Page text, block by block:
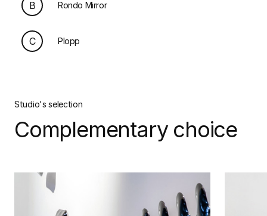
B Rondo Mirror
C Plopp
Studio's selection
Complementary choice